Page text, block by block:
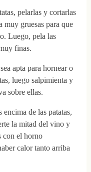
pelarlas y cortarlas
muy gruesas para que
Luego, pela las
finas.
apta para hornear o
luego salpimienta y
sobre ellas.
de las patatas,
la mitad del vino y
con el horno
calor tanto arriba